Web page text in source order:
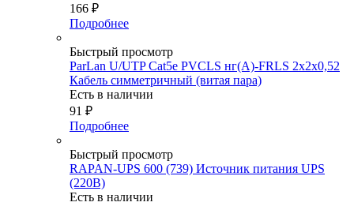
166 ₽
Подробнее
Быстрый просмотр
ParLan U/UTP Cat5e PVCLS нг(А)-FRLS 2х2х0,52
Кабель симметричный (витая пара)
Есть в наличии
91 ₽
Подробнее
Быстрый просмотр
RAPAN-UPS 600 (739) Источник питания UPS
(220В)
Есть в наличии